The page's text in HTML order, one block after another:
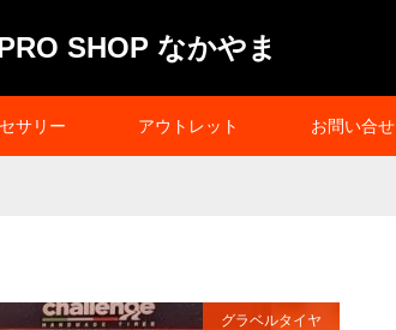
SHOP なかやま
サリー アウトレット お問い合せ
グラベルタイヤ